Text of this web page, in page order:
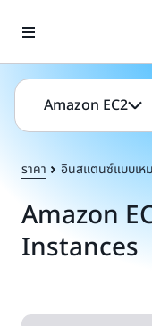
Amazon EC2
ราคา อินสแตนซ์แบบเห
Amazon
Instances